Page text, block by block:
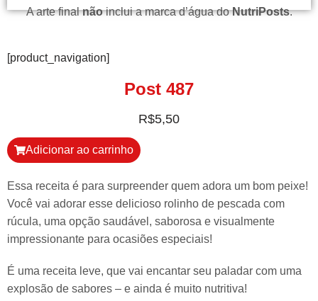
A arte finalnãoinclui a marca d’água doNutriPosts.
[product_navigation]
Post 487
R$5,50
Adicionar ao carrinho
Essa receita é para surpreender quem adora um bom peixe!
Você vai adorar esse delicioso rolinho de pescada com
rúcula, uma opção saudável, saborosa e visualmente
impressionante para ocasiões especiais!
É uma receita leve, que vai encantar seu paladar com uma
explosão de sabores – e ainda é muito nutritiva!